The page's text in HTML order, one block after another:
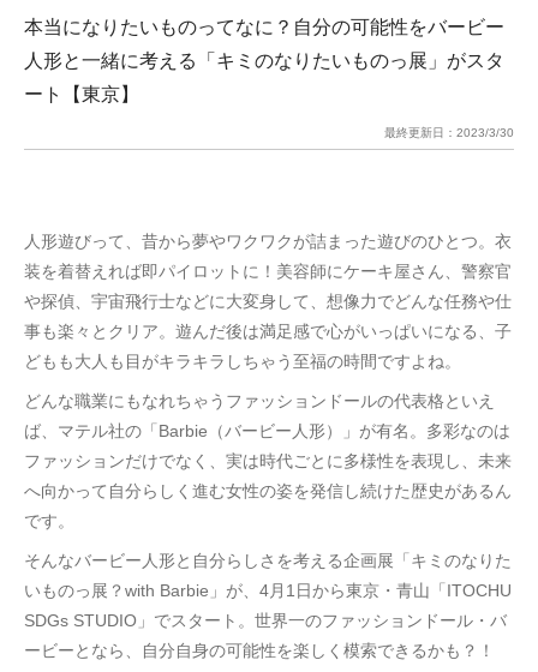
本当になりたいものってなに？自分の可能性をバービー
人形と一緒に考える「キミのなりたいものっ展」がスタ
ート【東京】
最終更新日： 2023/3/30
人形遊びって、昔から夢やワクワクが詰まった遊びのひとつ。衣
装を着替えれば即パイロットに！美容師にケーキ屋さん、警察官
や探偵、宇宙飛行士などに大変身して、想像力でどんな任務や仕
事も楽々とクリア。遊んだ後は満足感で心がいっぱいになる、子
どもも大人も目がキラキラしちゃう至福の時間ですよね。
どんな職業にもなれちゃうファッションドールの代表格といえ
ば、マテル社の「Barbie（バービー人形）」が有名。多彩なのは
ファッションだけでなく、実は時代ごとに多様性を表現し、未来
へ向かって自分らしく進む女性の姿を発信し続けた歴史があるん
です。
そんなバービー人形と自分らしさを考える企画展「キミのなりた
いものっ展？with Barbie」が、4月1日から東京・青山「ITOCHU
SDGs STUDIO」でスタート。世界一のファッションドール・バ
ービーとなら、自分自身の可能性を楽しく模索できるかも？！